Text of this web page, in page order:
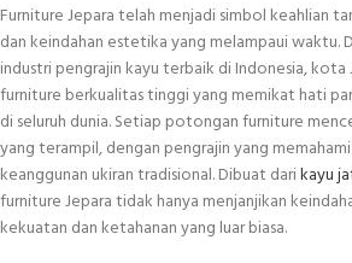
Furniture Jepara telah menjadi simbol keahlian
dan keindahan estetika yang melampaui waktu.
industri pengrajin kayu terbaik di Indonesia, kota
furniture berkualitas tinggi yang memikat hati
di seluruh dunia. Setiap potongan furniture
yang terampil, dengan pengrajin yang
keanggunan ukiran tradisional. Dibuat darikayu
furniture Jepara tidak hanya menjanjikan
kekuatan dan ketahanan yang luar biasa.